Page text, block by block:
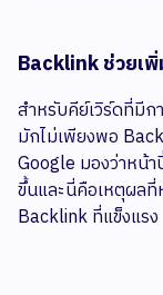
Backlink ช่วยเ
สำหรับคีย์เวิร์ดที่มีก
มักไม่เพียงพอ
Google มองว่าหน้
ขึ้นและนี่คือเหตุผล
Backlink ที่แข็งแรง